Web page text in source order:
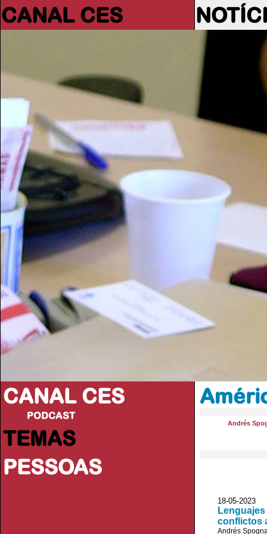
CANAL CES
CANAL CES
PODCAST
TEMAS
PESSOAS
Andrés
18-05-
conflictos
Andrés